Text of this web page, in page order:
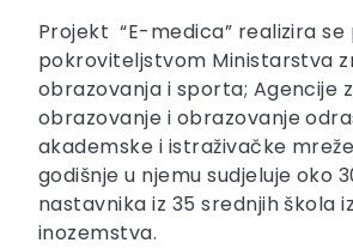
Projekt “E-medica” realizira se
pokroviteljstvom Ministarstva
obrazovanja i sporta; Agencije
obrazovanje i obrazovanje
akademske i istraživačke
godišnje u njemu sudjeluje oko
nastavnika iz 35 srednjih škola
inozemstva.